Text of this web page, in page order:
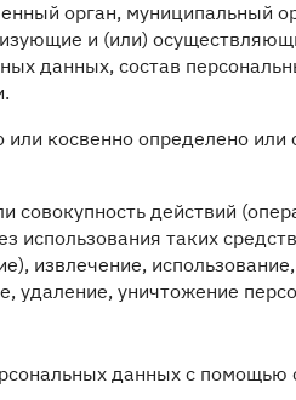
орган, муниципальный
и (или)
данных, состав
косвенно определено
совокупность действий
таких
извлечение,
удаление, уничтожение
данных с помощью